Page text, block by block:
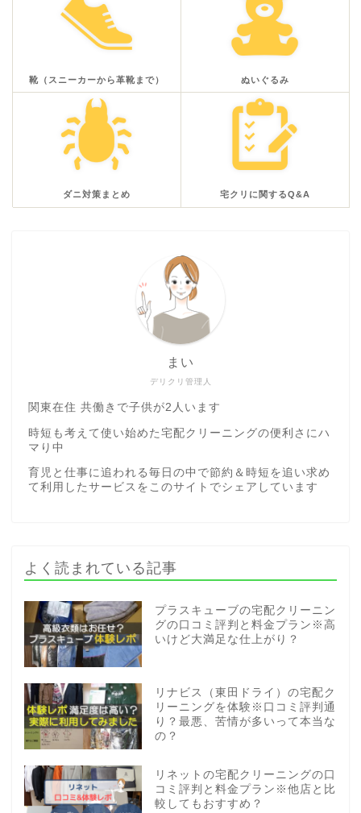
靴（スニーカーから革靴まで） ぬいぐるみ
ダニ対策まとめ 宅クリに関するQ&A
デリクリ管理人
まい
関東在住 共働きで子供が2人います
時短も考えて使い始めた宅配クリーニングの便利さにハ
マり中
育児と仕事に追われる毎日の中で節約＆時短を追い求め
て利用したサービスをこのサイトでシェアしています
よく読まれている記事
プラスキューブの宅配クリーニン
グの口コミ評判と料金プラン※高
いけど大満足な仕上がり？
リナビス（東田ドライ）の宅配ク
リーニングを体験※口コミ評判通
り？最悪、苦情が多いって本当な
の？
リネットの宅配クリーニングの口
コミ評判と料金プラン※他店と比
較してもおすすめ？